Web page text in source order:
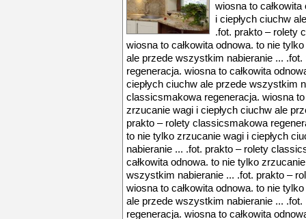
wiosna to
i ciepłych ciuchw
.fot. prakto – rolety
wiosna to całkowita odnowa. to nie
ale przede wszystkim nabieranie ...
regeneracja. wiosna to całkowita
ciepłych ciuchw ale przede wszystkim
classicsmakowa regeneracja. wiosna
zrzucanie wagi i ciepłych ciuchw ale
prakto – rolety classicsmakowa
to nie tylko zrzucanie wagi i ciepłych
nabieranie ... .fot. prakto – rolety
całkowita odnowa. to nie tylko
wszystkim nabieranie ... .fot. prakto –
wiosna to całkowita odnowa. to nie
ale przede wszystkim nabieranie ...
regeneracja. wiosna to całkowita